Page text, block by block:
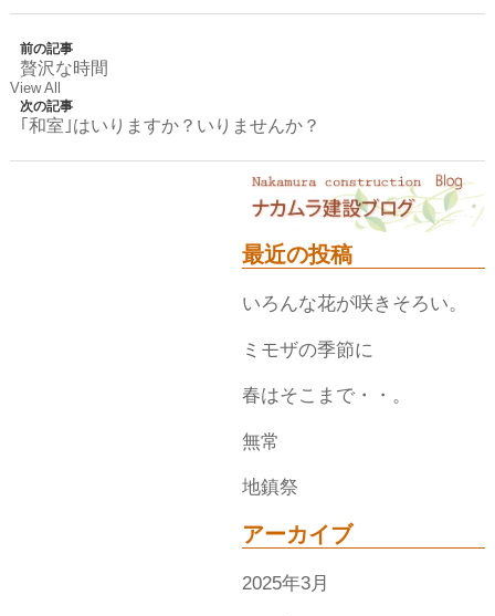
前の記事
贅沢な時間
View All
次の記事
｢和室｣はいりますか？いりませんか？
最近の投稿
いろんな花が咲きそろい。
ミモザの季節に
春はそこまで・・。
無常
地鎮祭
アーカイブ
2025年3月